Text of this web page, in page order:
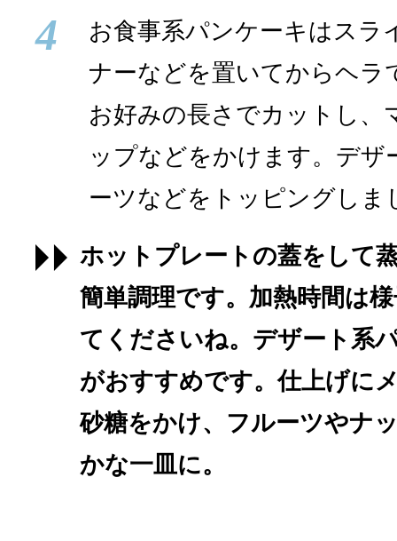
4
お食事系パンケーキはスラ
ナーなどを置いてからヘラ
お好みの長さでカットし、
ップなどをかけます。デザ
ーツなどをトッピングしま
ホットプレートの蓋をして
簡単調理です。加熱時間は
てくださいね。デザート系
がおすすめです。仕上げに
砂糖をかけ、フルーツやナ
かな一皿に。